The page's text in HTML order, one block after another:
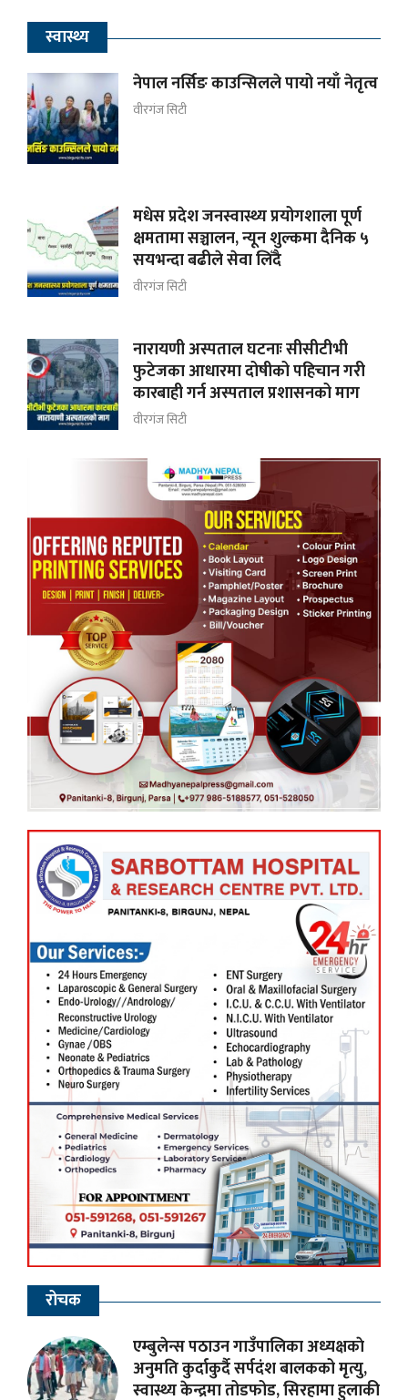
स्वास्थ्य
नेपाल नर्सिङ काउन्सिलले पायो नयाँ नेतृत्व
वीरगंज सिटी
मधेस प्रदेश जनस्वास्थ्य प्रयोगशाला पूर्ण
क्षमतामा सञ्चालन, न्यून शुल्कमा दैनिक ५
सयभन्दा बढीले सेवा लिँदै
वीरगंज सिटी
नारायणी अस्पताल घटनाः सीसीटीभी
फुटेजका आधारमा दोषीको पहिचान गरी
कारबाही गर्न अस्पताल प्रशासनको माग
वीरगंज सिटी
रोचक
एम्बुलेन्स पठाउन गाउँपालिका अध्यक्षकाे
अनुमति कुर्दाकुर्दै सर्पदंश बालकको मृत्यु,
स्वास्थ्य केन्द्रमा तोडफोड, सिरहामा हुलाकी